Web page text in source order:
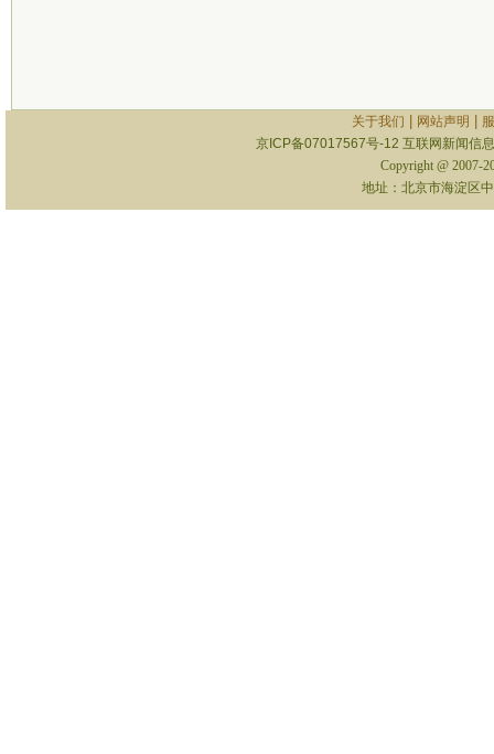
关于我们 网站声明
京ICP备07017567号-12 互联网新闻信
Copyright @ 2007-
地址：北京市海淀区